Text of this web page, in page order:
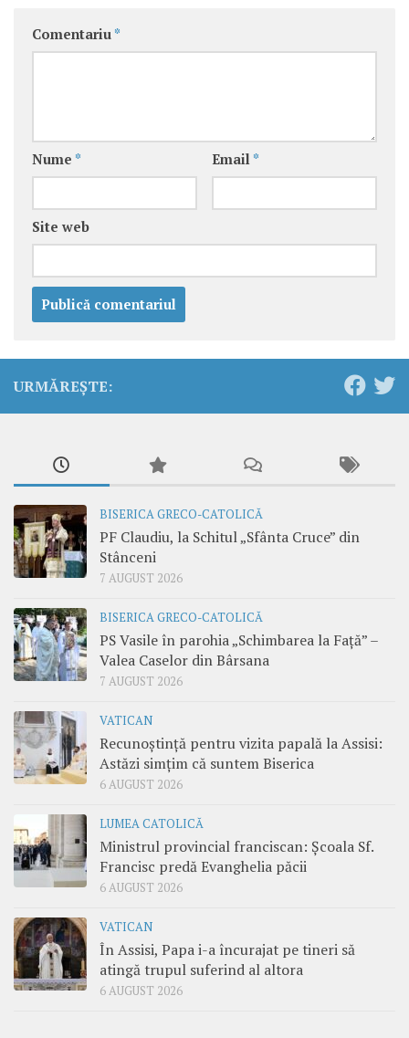
Comentariu *
Nume * Email *
Site web
URMĂREȘTE:
BISERICA GRECO-CATOLICĂ
PF Claudiu, la Schitul „Sfânta Cruce” din
Stânceni
7 AUGUST 2026
BISERICA GRECO-CATOLICĂ
PS Vasile în parohia „Schimbarea la Față” –
Valea Caselor din Bârsana
7 AUGUST 2026
VATICAN
Recunoștință pentru vizita papală la Assisi:
Astăzi simțim că suntem Biserica
6 AUGUST 2026
LUMEA CATOLICĂ
Ministrul provincial franciscan: Școala Sf.
Francisc predă Evanghelia păcii
6 AUGUST 2026
VATICAN
În Assisi, Papa i-a încurajat pe tineri să
atingă trupul suferind al altora
6 AUGUST 2026